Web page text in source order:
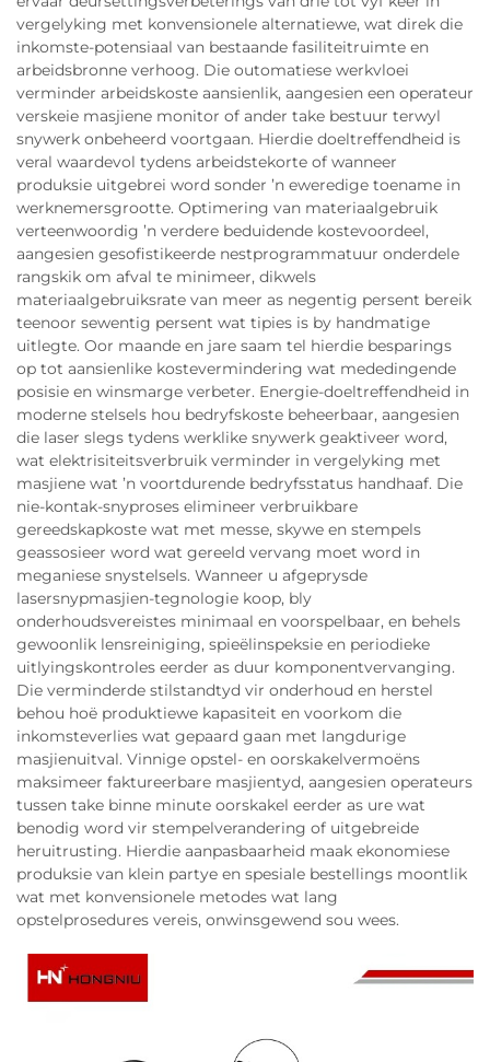
vergelyking met konvensionele alternatiewe, wat direk die
inkomste-potensiaal van bestaande fasiliteitruimte en
arbeidsbronne verhoog. Die outomatiese werkvloei
verminder arbeidskoste aansienlik, aangesien een operateur
verskeie masjiene monitor of ander take bestuur terwyl
snywerk onbeheerd voortgaan. Hierdie doeltreffendheid is
veral waardevol tydens arbeidstekorte of wanneer
produksie uitgebrei word sonder ’n eweredige toename in
werknemersgrootte. Optimering van materiaalgebruik
verteenwoordig ’n verdere beduidende kostevoordeel,
aangesien gesofistikeerde nestprogrammatuur onderdele
rangskik om afval te minimeer, dikwels
materiaalgebruiksrate van meer as negentig persent bereik
teenoor sewentig persent wat tipies is by handmatige
uitlegte. Oor maande en jare saam tel hierdie besparings
op tot aansienlike kostevermindering wat mededingende
posisie en winsmarge verbeter. Energie-doeltreffendheid in
moderne stelsels hou bedryfskoste beheerbaar, aangesien
die laser slegs tydens werklike snywerk geaktiveer word,
wat elektrisiteitsverbruik verminder in vergelyking met
masjiene wat ’n voortdurende bedryfsstatus handhaaf. Die
nie-kontak-snyproses elimineer verbruikbare
gereedskapkoste wat met messe, skywe en stempels
geassosieer word wat gereeld vervang moet word in
meganiese snystelsels. Wanneer u afgeprysde
lasersnypmasjien-tegnologie koop, bly
onderhoudsvereistes minimaal en voorspelbaar, en behels
gewoonlik lensreiniging, spieëlinspeksie en periodieke
uitlyingskontroles eerder as duur komponentvervanging.
Die verminderde stilstandtyd vir onderhoud en herstel
behou hoë produktiewe kapasiteit en voorkom die
inkomsteverlies wat gepaard gaan met langdurige
masjienuitval. Vinnige opstel- en oorskakelvermoëns
maksimeer faktureerbare masjientyd, aangesien operateurs
tussen take binne minute oorskakel eerder as ure wat
benodig word vir stempelverandering of uitgebreide
heruitrusting. Hierdie aanpasbaarheid maak ekonomiese
produksie van klein partye en spesiale bestellings moontlik
wat met konvensionele metodes wat lang
opstelprosedures vereis, onwinsgewend sou wees.